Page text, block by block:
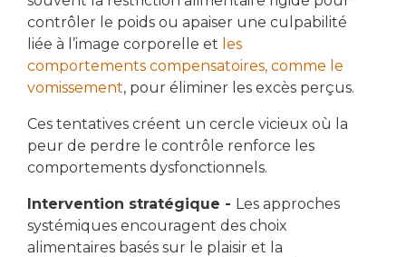
contrôler le poids ou apaiser une culpabilité
liée à l’image corporelle et les
comportements compensatoires, comme le
vomissement, pour éliminer les excès perçus.
Ces tentatives créent un cercle vicieux où la
peur de perdre le contrôle renforce les
comportements dysfonctionnels.
Intervention stratégique - Les approches
systémiques encouragent des choix
alimentaires basés sur le plaisir et la